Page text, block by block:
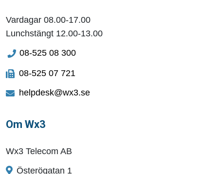
Vardagar 08.00-17.00
Lunchstängt 12.00-13.00
08-525 08 300
08-525 07 721
helpdesk@wx3.se
Om Wx3
Wx3 Telecom AB
Österögatan 1